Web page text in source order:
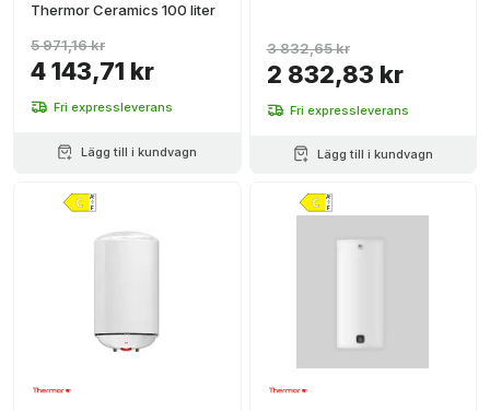
Thermor Ceramics 100 liter
4 143,71 kr
5 971,16 kr
Fri expressleverans
Lägg till i kundvagn
2 832,83 kr
3 832,65 kr
Fri expressleverans
Lägg till i kundvagn